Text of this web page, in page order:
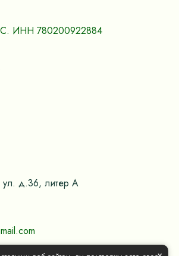
ИНН 780200922884
ул. д.36, литер А